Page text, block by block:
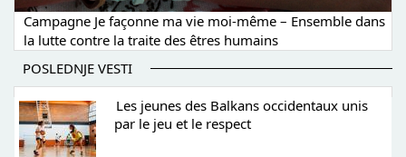
Campagne Je façonne ma vie moi-même – Ensemble dans
la lutte contre la traite des êtres humains
POSLEDNJE VESTI
Les jeunes des Balkans occidentaux unis
par le jeu et le respect